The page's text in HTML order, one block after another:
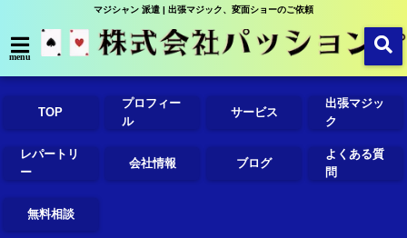
マジシャン 派遣 | 出張マジック、変面ショーのご依頼
menu
TOP
プロフィー
ル
サービス
出張マジッ
ク
レパートリ
ー
会社情報 ブログ
よくある質
問
無料相談